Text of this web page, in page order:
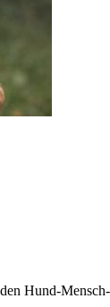
Hund-